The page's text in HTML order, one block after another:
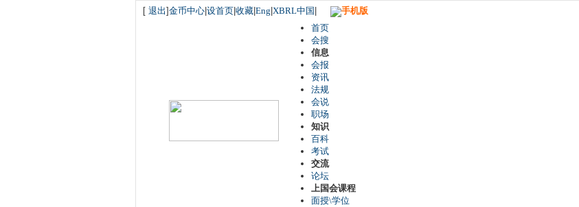
[ 退出]金币中心 设首页 收藏 Eng XBRL中国
手机版
首页
会搜
信息
会报
资讯
法规
会说
职场
知识
百科
考试
交流
论坛
上国会课程
面授\学位